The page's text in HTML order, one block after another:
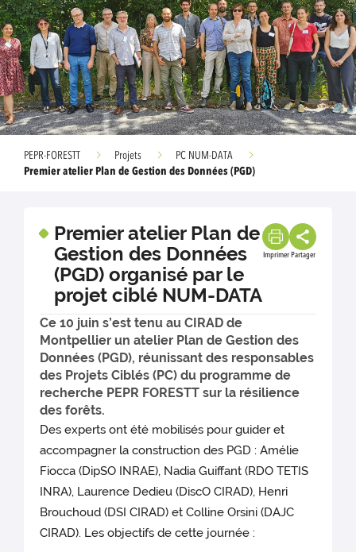
PEPR-FORESTT Projets
PC NUM-DATA
Premier atelier Plan de Gestion des Données (PGD)
Premier atelier Plan de
Gestion des Données
(PGD) organisé par le
projet ciblé NUM-DATA
Imprimer Partager
Ce 10 juin s’est tenu au CIRAD de
Montpellier un atelier Plan de Gestion des
Données (PGD), réunissant des responsables
des Projets Ciblés (PC) du programme de
recherche PEPR FORESTT sur la résilience
des forêts.
Des experts ont été mobilisés pour guider et
accompagner la construction des PGD : Amélie
Fiocca (DipSO INRAE), Nadia Guiffant (RDO TETIS
INRA), Laurence Dedieu (DiscO CIRAD), Henri
Brouchoud (DSI CIRAD) et Colline Orsini (DAJC
CIRAD). Les objectifs de cette journée :